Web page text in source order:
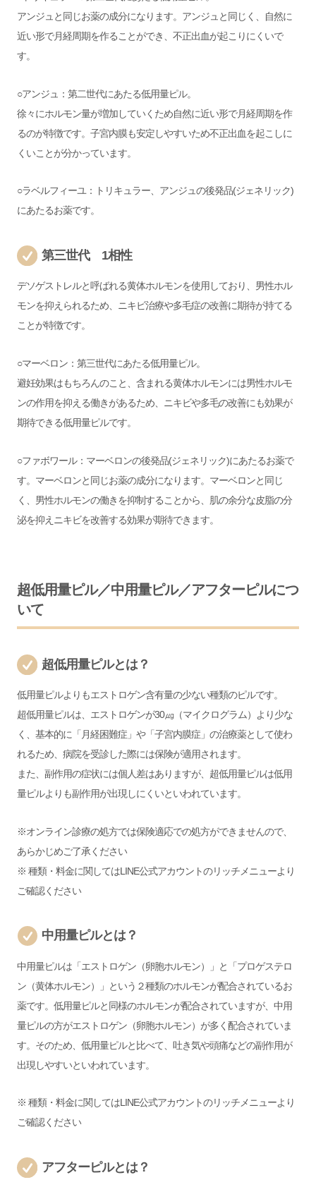
アンジュと同じお薬の成分になります。アンジュと同じく、自然に
近い形で月経周期を作ることができ、不正出血が起こりにくいで
す。
○アンジュ：第二世代にあたる低用量ピル。
徐々にホルモン量が増加していくため自然に近い形で月経周期を作
るのが特徴です。子宮内膜も安定しやすいため不正出血を起こしに
くいことが分かっています。
○ラベルフィーユ：トリキュラー、アンジュの後発品(ジェネリック)
にあたるお薬です。
第三世代 1相性
デソゲストレルと呼ばれる黄体ホルモンを使用しており、男性ホル
モンを抑えられるため、ニキビ治療や多毛症の改善に期待が持てる
ことが特徴です。
○マーベロン：第三世代にあたる低用量ピル。
避妊効果はもちろんのこと、含まれる黄体ホルモンには男性ホルモ
ンの作用を抑える働きがあるため、ニキビや多毛の改善にも効果が
期待できる低用量ピルです。
○ファボワール：マーベロンの後発品(ジェネリック)にあたるお薬で
す。マーベロンと同じお薬の成分になります。マーベロンと同じ
く、男性ホルモンの働きを抑制することから、肌の余分な皮脂の分
泌を抑えニキビを改善する効果が期待できます。
超低用量ピル／中用量ピル／アフターピルにつ
いて
超低用量ピルとは？
低用量ピルよりもエストロゲン含有量の少ない種類のピルです。
超低用量ピルは、エストロゲンが30㎍（マイクログラム）より少な
く、基本的に「月経困難症」や「子宮内膜症」の治療薬として使わ
れるため、病院を受診した際には保険が適用されます。
また、副作用の症状には個人差はありますが、超低用量ピルは低用
量ピルよりも副作用が出現しにくいといわれています。
※オンライン診療の処方では保険適応での処方ができませんので、
あらかじめご了承ください
※ 種類・料金に関してはLINE公式アカウントのリッチメニューより
ご確認ください
中用量ピルとは？
中用量ピルは「エストロゲン（卵胞ホルモン）」と「プロゲステロ
ン（黄体ホルモン）」という２種類のホルモンが配合されているお
薬です。低用量ピルと同様のホルモンが配合されていますが、中用
量ピルの方がエストロゲン（卵胞ホルモン）が多く配合されていま
す。そのため、低用量ピルと比べて、吐き気や頭痛などの副作用が
出現しやすいといわれています。
※ 種類・料金に関してはLINE公式アカウントのリッチメニューより
ご確認ください
アフターピルとは？